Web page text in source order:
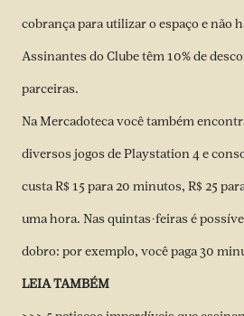
cobrança para utilizar o espaço e não
Assinantes do Clube têm 10% de
parceiras.
Na Mercadoteca você também
diversos jogos de Playstation 4 e
custa R$ 15 para 20 minutos, R$ 25
uma hora. Nas quintas-feiras é
dobro: por exemplo, você paga 30
LEIA TAMBÉM